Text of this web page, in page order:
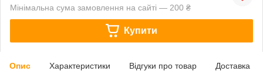
Мінімальна сума замовлення на сайті — 200 ₴
Купити
Опис Характеристики Відгуки про товар Доставка